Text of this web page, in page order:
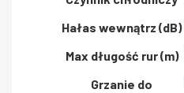
Hałas wewnątrz (dB)
Max długość rur (m)
Grzanie do